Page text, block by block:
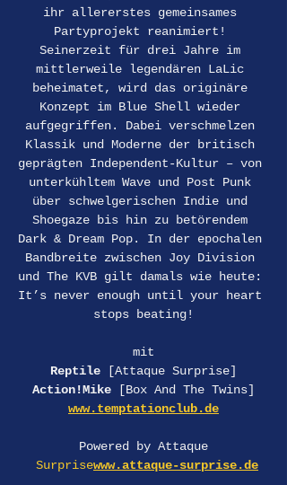
ihr allererstes gemeinsames
Partyprojekt reanimiert!
Seinerzeit für drei Jahre im
mittlerweile legendären LaLic
beheimatet, wird das originäre
Konzept im Blue Shell wieder
aufgegriffen. Dabei verschmelzen
Klassik und Moderne der britisch
geprägten Independent-Kultur – von
unterkühltem Wave und Post Punk
über schwelgerischen Indie und
Shoegaze bis hin zu betörendem
Dark & Dream Pop. In der epochalen
Bandbreite zwischen Joy Division
und The KVB gilt damals wie heute:
It’s never enough until your heart
stops beating!
mit
Reptile [Attaque Surprise]
Action!Mike [Box And The Twins]
www.temptationclub.de
Powered by Attaque
Surprisewww.attaque-surprise.de